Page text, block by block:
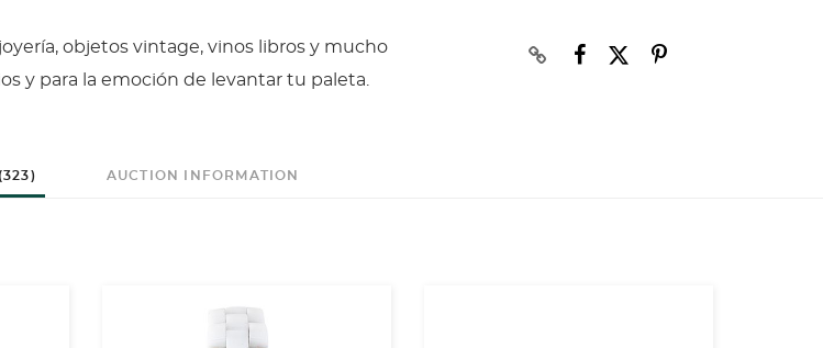
objetos vintage, vinos libros y mucho
y para la emoción de levantar tu paleta.
AUCTION INFORMATION